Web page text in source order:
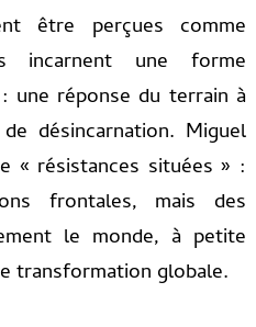
être perçues comme
incarnent une forme
une réponse du terrain à
désincarnation. Miguel
« résistances situées » :
frontales, mais des
le monde, à petite
transformation globale.